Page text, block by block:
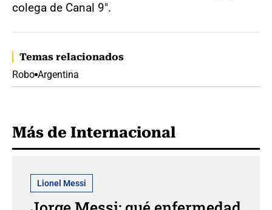
colega de Canal 9".
Temas relacionados
Robo Argentina
Más de Internacional
Lionel Messi